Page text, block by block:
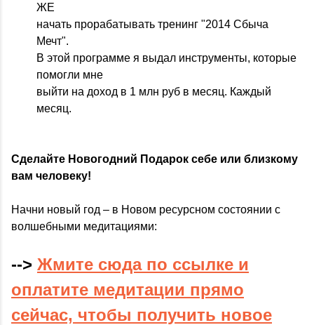
ЖЕ
начать прорабатывать тренинг "2014 Сбыча
Мечт".
В этой программе я выдал инструменты, которые
помогли мне
выйти на доход в 1 млн руб в месяц. Каждый
месяц.
Сделайте Новогодний Подарок себе или близкому
вам человеку!
Начни новый год – в Новом ресурсном состоянии с
волшебными медитациями:
--> Жмите сюда по ссылке и
оплатите медитации прямо
сейчас, чтобы получить новое